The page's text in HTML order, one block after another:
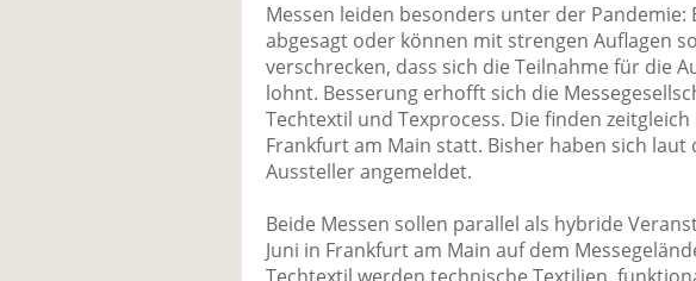
Messen leiden besonders unter der Pandemie:
abgesagt oder können mit strengen Auflagen
verschrecken, dass sich die Teilnahme für die
lohnt. Besserung erhofft sich die
Techtextil und Texprocess. Die finden
Frankfurt am Main statt. Bisher haben sich laut
Aussteller angemeldet.
Beide Messen sollen parallel als hybride
Juni in Frankfurt am Main auf dem